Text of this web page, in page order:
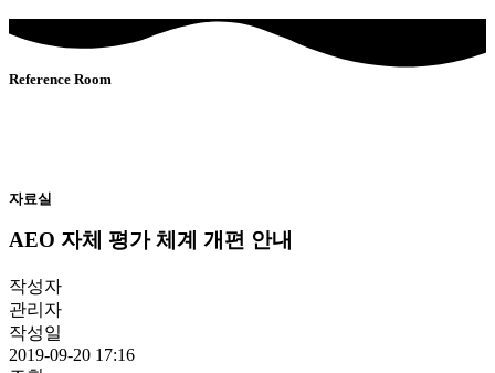
Reference Room
자료실
AEO 자체 평가 체계 개편 안내
작성자
관리자
작성일
2019-09-20 17:16